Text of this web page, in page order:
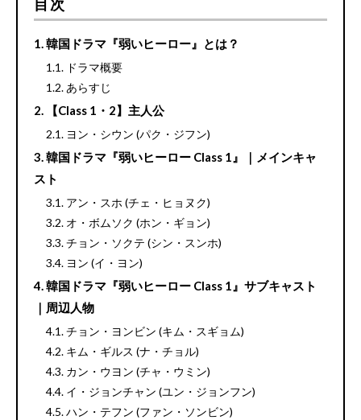
目次
韓国ドラマ『弱いヒーロー』とは？
ドラマ概要
あらすじ
【Class 1・2】主人公
ヨン・シウン (パク・ジフン)
韓国ドラマ『弱いヒーロー Class 1』｜メインキャ
スト
アン・スホ (チェ・ヒョヌク)
オ・ボムソク (ホン・ギョン)
チョン・ソクテ (シン・スンホ)
ヨン (イ・ヨン)
韓国ドラマ『弱いヒーロー Class 1』サブキャスト
｜周辺人物
チョン・ヨンビン (キム・スギョム)
キム・ギルス (ナ・チョル)
カン・ウヨン (チャ・ウミン)
イ・ジョンチャン (ユン・ジョンフン)
ハン・テフン (ファン・ソンビン)